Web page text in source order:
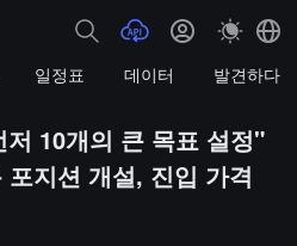
일정표 데이터 발견하다
10개의 큰 목표 설정"
지션 개설, 진입 가격